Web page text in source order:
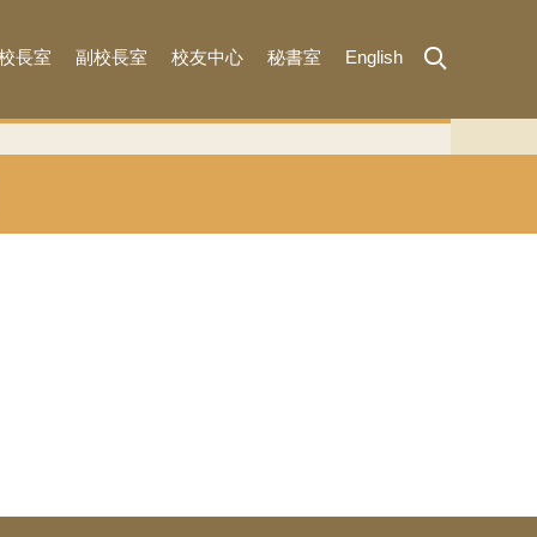
長室 副校長室 校友中心 秘書室 English